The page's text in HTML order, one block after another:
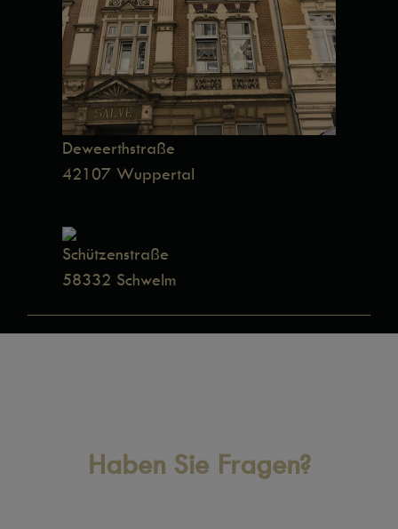
Deweerthstraße
42107 Wuppertal
Schützenstraße
58332 Schwelm
Haben Sie Fragen?